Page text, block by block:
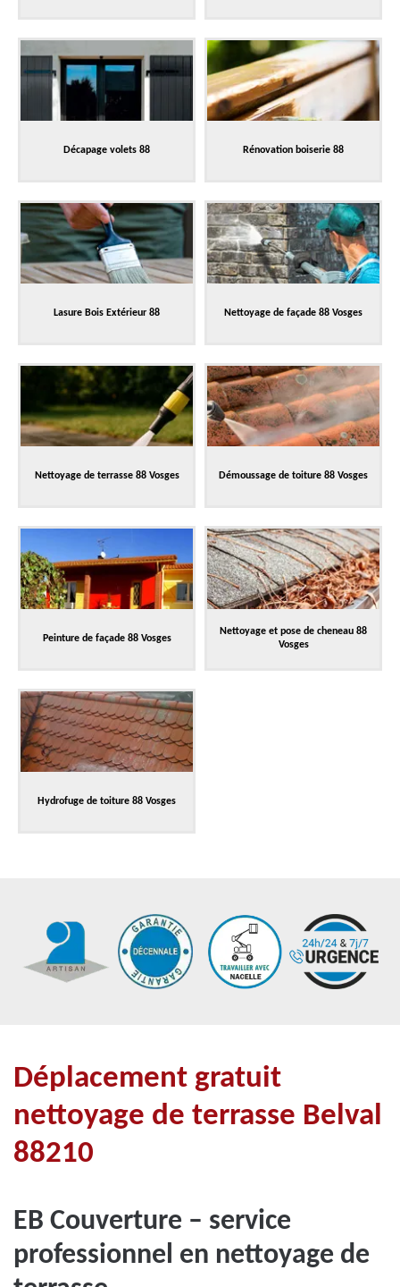
Décapage volets 88 Rénovation boiserie 88
Lasure Bois Extérieur 88 Nettoyage de façade 88 Vosges
Nettoyage de terrasse 88 Vosges Démoussage de toiture 88 Vosges
Peinture de façade 88 Vosges
Nettoyage et pose de cheneau 88
Vosges
Hydrofuge de toiture 88 Vosges
Déplacement gratuit
nettoyage de terrasse Belval
88210
EB Couverture – service
professionnel en nettoyage de